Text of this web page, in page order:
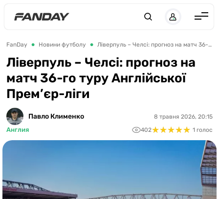
Англія
Іспанія
Німеччина
Україна
FanDay Новини футболу Ліверпуль – Челсі: прогноз на матч 36-го туру Англійської Прем’єр-ліги
Ліверпуль – Челсі: прогноз на
матч 36-го туру Англійської
Прем’єр-ліги
Павло Клименко
Англия
8 травня 2026, 20:15
402★★★★★
★★★★★ 1 голос